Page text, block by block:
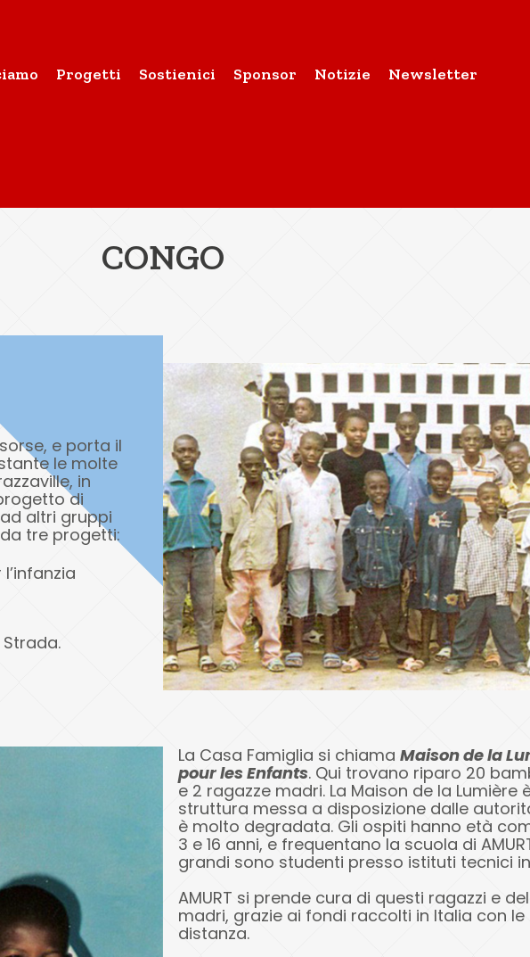
Progetti Sostienici Sponsor Notizie Newsletter
CONGO
e porta il
le molte
in
di
altri gruppi
tre progetti:
La Casa Famiglia si chiama Maison de la
pour les Enfants. Qui trovano riparo 20
e 2 ragazze madri. La Maison de la Lumière
struttura messa a disposizione dalle
è molto degradata. Gli ospiti hanno età
3 e 16 anni, e frequentano la scuola di
grandi sono studenti presso istituti tecnici
AMURT si prende cura di questi ragazzi e
madri, grazie ai fondi raccolti in Italia con le
distanza.